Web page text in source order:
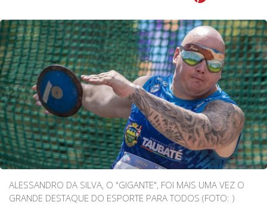
ALESSANDRO DA SILVA, O "GIGANTE", FOI MAIS UMA VEZ O
GRANDE DESTAQUE DO ESPORTE PARA TODOS (FOTO: )